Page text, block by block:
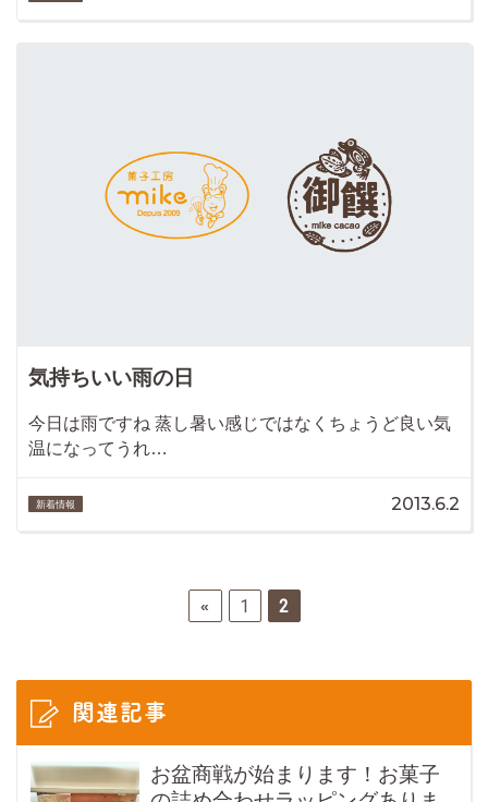
気持ちいい雨の日
今日は雨ですね 蒸し暑い感じではなくちょうど良い気
温になってうれ…
新着情報 2013.6.2
« 1 2
関連記事
お盆商戦が始まります！お菓子